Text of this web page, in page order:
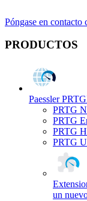
Póngase en contacto
PRODUCTOS
Paessler PRTG
PRTG
PRTG
PRTG
PRTG
un